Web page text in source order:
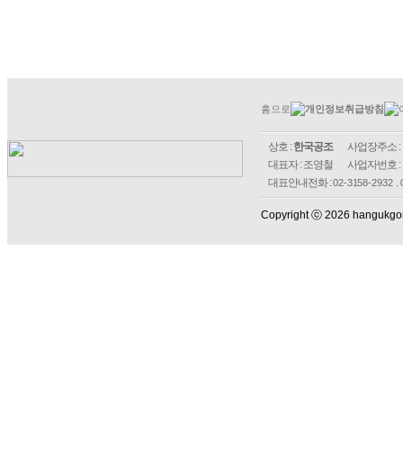
홈으로 개인정보취급방침
상호 :한국공조
사업장주소
대표자 : 조영철
사업자번호 :
대표안내전화 :02-3158-2932 .
Copyright ⓒ 2026